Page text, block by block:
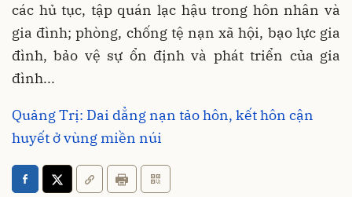
các hủ tục, tập quán lạc hậu trong hôn nhân và
gia đình; phòng, chống tệ nạn xã hội, bạo lực gia
đình, bảo vệ sự ổn định và phát triển của gia
đình...
Quảng Trị: Dai dẳng nạn tảo hôn, kết hôn cận
huyết ở vùng miền núi